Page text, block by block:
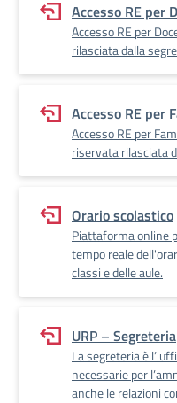
Accesso RE per
Accesso RE per
rilasciata dalla
Accesso RE per
Accesso RE per
riservata rilasciata
Orario scolastico
Piattaforma online
tempo reale
classi e delle aule.
URP – Segreteria
La segreteria è l’
necessarie per
anche le relazioni